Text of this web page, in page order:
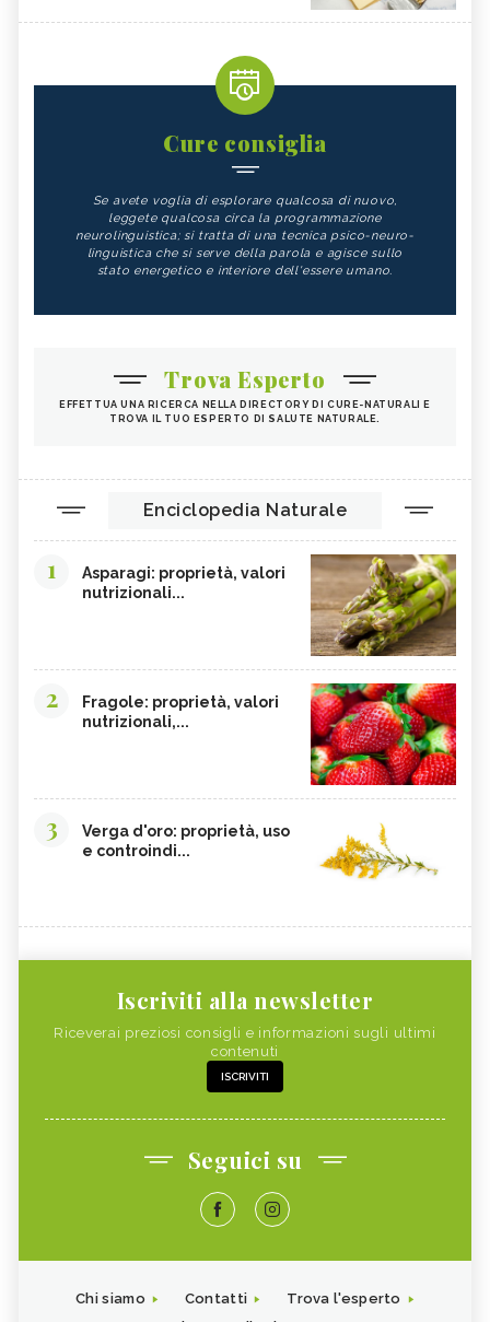
Cure consiglia
Se avete voglia di esplorare qualcosa di nuovo,
leggete qualcosa circa la programmazione
neurolinguistica; si tratta di una tecnica psico-neuro-
linguistica che si serve della parola e agisce sullo
stato energetico e interiore dell'essere umano.
Trova Esperto
EFFETTUA UNA RICERCA NELLA DIRECTORY DI CURE-NATURALI E
TROVA IL TUO ESPERTO DI SALUTE NATURALE.
Enciclopedia Naturale
1
Asparagi: proprietà, valori
nutrizionali...
2
Fragole: proprietà, valori
nutrizionali,...
3
Verga d'oro: proprietà, uso
e controindi...
Iscriviti alla newsletter
Riceverai preziosi consigli e informazioni sugli ultimi
contenuti
ISCRIVITI
Seguici su
Chi siamo Contatti
Trova l'esperto